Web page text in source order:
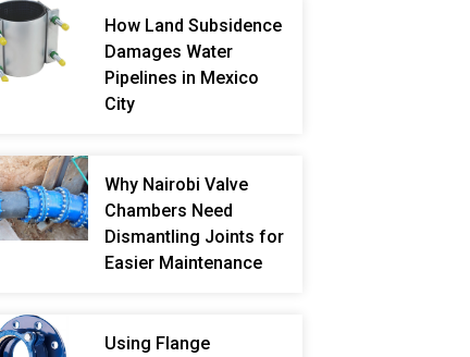
How Land Subsidence
Damages Water
Pipelines in Mexico
City
Why Nairobi Valve
Chambers Need
Dismantling Joints for
Easier Maintenance
Using Flange